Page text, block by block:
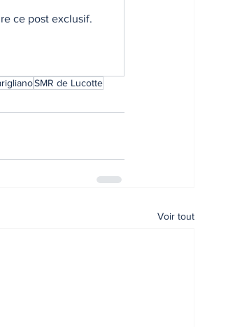
ce post exclusif.
SMR de Lucotte
Voir tout